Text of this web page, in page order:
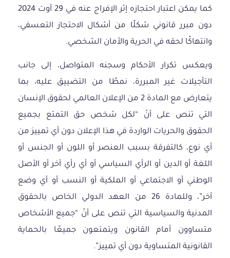
كما يمكن اعتبار احتجازه إثر الإفراج عنه في 29 أوت 2024
دون مبرر قانوني شكلًا من أشكال الاحتجاز التعسفي،
وانتهاكًا لحقه في الحرية والأمان الشخصي.
ويعكس تكرار الأحكام وسجنه المتواصل، إلى جانب
التأجيلات غير المبررة، نمطًا من التضييق عليه، بما
يتعارض مع المادة 2 من الإعلان العالمي لحقوق الإنسان
التي تنص على أنّ “لكل شخص حق التمتع بجميع
الحقوق والحريات الواردة في هذا الإعلان دون أي تمييز من
أي نوع، كالتفرقة بسبب العنصر أو اللون أو الجنس أو
اللغة أو الدين أو الرأي السياسي أو أي رأي آخر أو الأصل
الوطني أو الاجتماعي أو الملكية أو النسب أو أي وضع
آخر”، وللمادة 26 من العهد الدولي الخاص بالحقوق
المدنية والسياسية التي تنص على أنّ “جميع الأشخاص
متساوون أمام القانون ويتمتعون جميعًا بالحماية
القانونية المتساوية دون أي تمييز”.